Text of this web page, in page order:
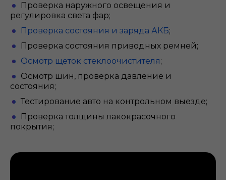
Проверка наружного освещения и
регулировка света фар;
Проверка состояния и заряда АКБ;
Проверка состояния приводных ремней;
Осмотр щеток стеклоочистителя;
Осмотр шин, проверка давление и
состояния;
Тестирование авто на контрольном выезде;
Проверка толщины лакокрасочного
покрытия;